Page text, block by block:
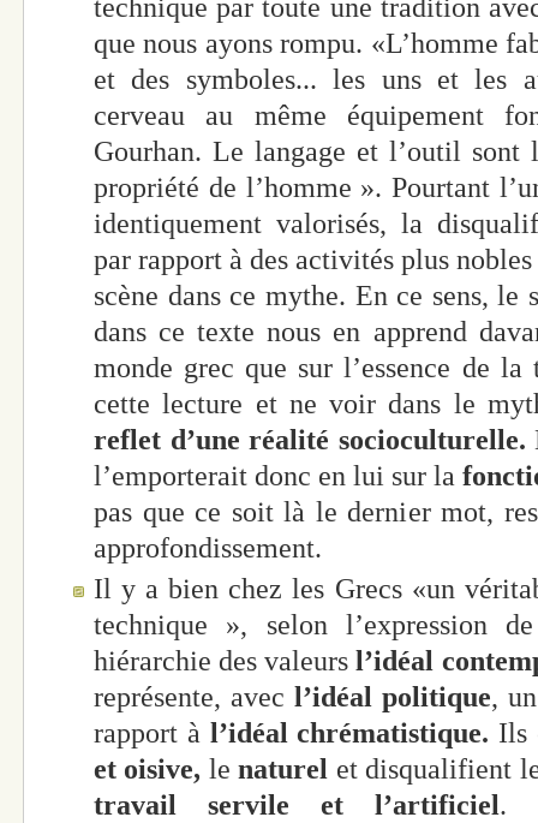
technique par toute une tradition
que nous ayons rompu. «L’homme
et des symboles... les uns et les
cerveau au même équipement
Gourhan. Le langage et l’outil sont
propriété de l’homme ». Pourtant
identiquement valorisés, la
par rapport à des activités plus
scène dans ce mythe. En ce sens, le
dans ce texte nous en apprend
monde grec que sur l’essence de
cette lecture et ne voir dans le
reflet d’une réalité socioculturelle.
l’emporterait donc en lui sur la
pas que ce soit là le dernier mot,
approfondissement.
Il y a bien chez les Grecs «un
technique », selon l’expression
hiérarchie des valeursl’idéal
représente, avec l’idéal politique,
rapport à l’idéal chrématistique. Ils
et oisive, lenaturel et disqualifient
travail servile et l’artificiel.